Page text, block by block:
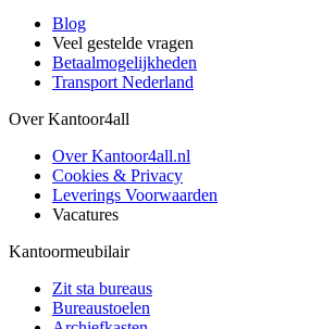
Blog
Veel gestelde vragen
Betaalmogelijkheden
Transport Nederland
Over Kantoor4all
Over Kantoor4all.nl
Cookies & Privacy
Leverings Voorwaarden
Vacatures
Kantoormeubilair
Zit sta bureaus
Bureaustoelen